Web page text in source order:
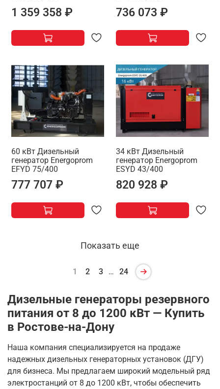
1 359 358 ₽ 736 073 ₽
60 кВт Дизельный
генератор Energoprom
EFYD 75/400
777 707 ₽
34 кВт Дизельный
генератор Energoprom
ESYD 43/400
820 928 ₽
Показать еще
1 2 3 … 24
Дизельные генераторы резервного
питания от 8 до 1200 кВт — Купить
в Ростове-на-Дону
Наша компания специализируется на продаже
надежных дизельных генераторных установок (ДГУ)
для бизнеса. Мы предлагаем широкий модельный ряд
электростанций от 8 до 1200 кВт, чтобы обеспечить